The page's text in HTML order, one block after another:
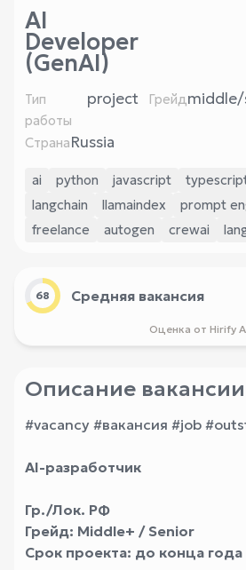
AI
Developer
(GenAI)
Тип
работы
project Грейд
СтранаRussia
ai python javascript
langchain
llamaindex prompt
freelance
autogen crewai
68 Средняя вакансия
Оценка от Hirify
Описание вакансии
#vacancy #вакансия #job
AI-разработчик
Гр./Лок. РФ
Грейд: Middle+ / Senior
Срок проекта: до конца года